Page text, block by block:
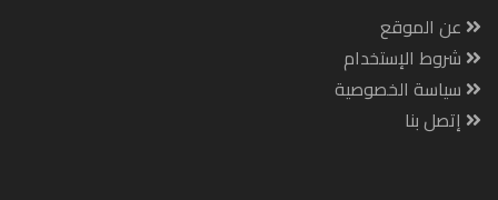
عن الموقع
شروط الإستخدام
سياسة الخصوصية
إتصل بنا